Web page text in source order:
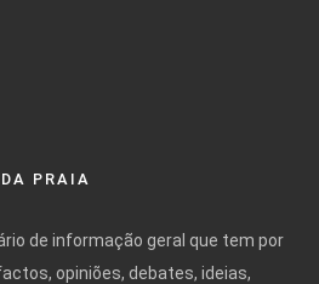
PRAIA
de informação geral que tem por
opiniões, debates, ideias,